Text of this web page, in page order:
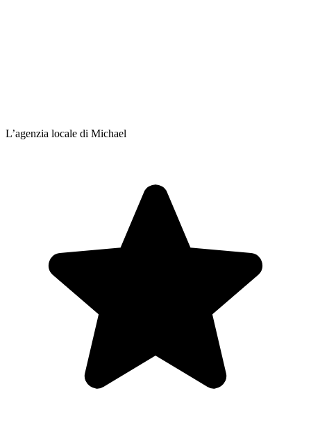
L’agenzia locale di Michael